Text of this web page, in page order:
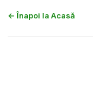
← Înapoi la Acasă